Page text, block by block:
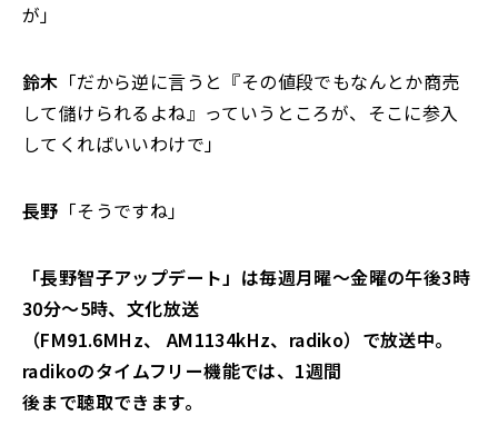
が」
鈴木 「だから逆に言うと『その値段でもなんとか商売
して儲けられるよね』っていうところが、そこに参入
してくればいいわけで」
長野 「そうですね」
「長野智子アップデート」は毎週月曜～金曜の午後3時
30分～5時、文化放送
（FM91.6MHz、 AM1134kHz、radiko）で放送中。
radikoのタイムフリー機能では、1週間
後まで聴取できます。